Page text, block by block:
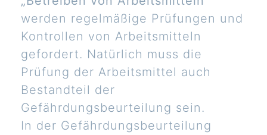
werden regelmäßige Prüfungen und
Kontrollen von Arbeitsmitteln
gefordert. Natürlich muss die
Prüfung der Arbeitsmittel auch
Bestandteil der
Gefährdungsbeurteilung sein.
In der Gefährdungsbeurteilung